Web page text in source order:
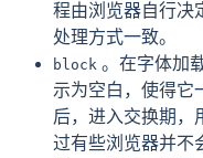
程由浏览器自行决
处理方式一致。
block 。在字体加
示为空白，使得它
后，进入交换期，
过有些浏览器并不